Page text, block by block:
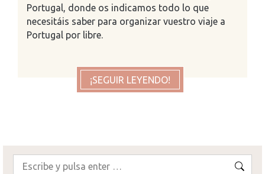
Portugal, donde os indicamos todo lo que
necesitáis saber para organizar vuestro viaje a
Portugal por libre.
¡SEGUIR LEYENDO!
Buscar: